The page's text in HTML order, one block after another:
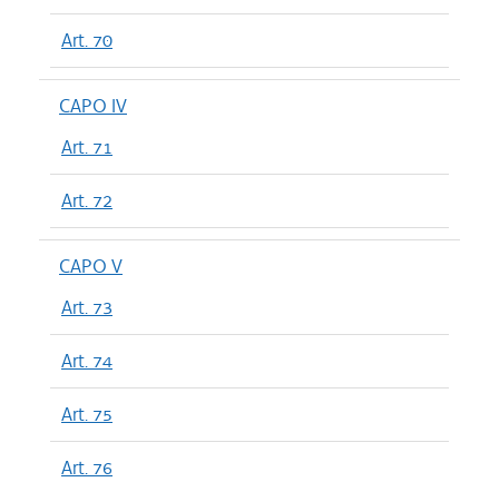
Art. 70
CAPO IV
Art. 71
Art. 72
CAPO V
Art. 73
Art. 74
Art. 75
Art. 76